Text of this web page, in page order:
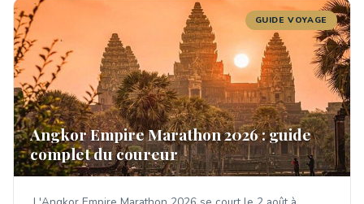
GUIDE VOYAGE
Angkor Empire Marathon 2026 : guide
complet du coureur